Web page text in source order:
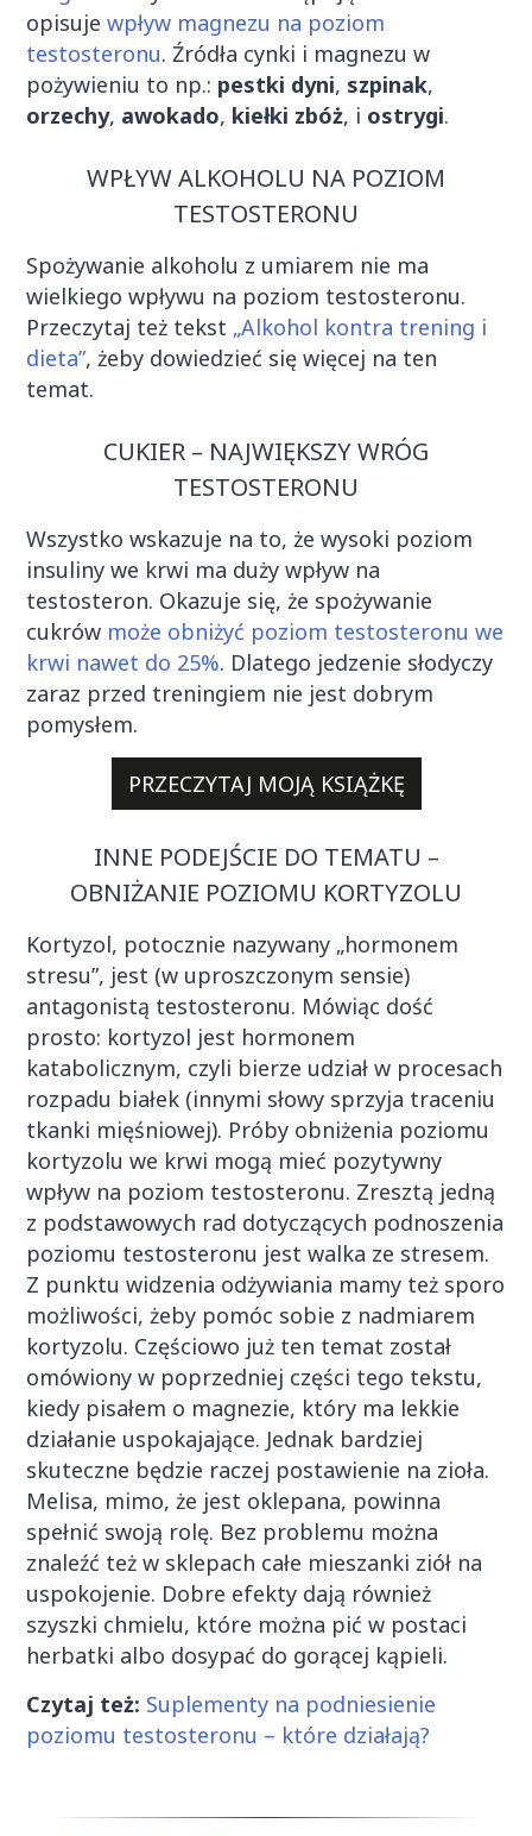
opisujewpływ magnezu na poziom
testosteronu. Źródła cynki i magnezu w
pożywieniu to np.: pestki dyni, szpinak,
orzechy, awokado, kiełki zbóż, i ostrygi.
WPŁYW ALKOHOLU NA POZIOM
TESTOSTERONU
Spożywanie alkoholu z umiarem nie ma
wielkiego wpływu na poziom testosteronu.
Przeczytaj też tekst „Alkohol kontra trening i
dieta”, żeby dowiedzieć się więcej na ten
temat.
CUKIER – NAJWIĘKSZY WRÓG
TESTOSTERONU
Wszystko wskazuje na to, że wysoki poziom
insuliny we krwi ma duży wpływ na
testosteron. Okazuje się, że spożywanie
cukrów może obniżyć poziom testosteronu we
krwi nawet do 25%. Dlatego jedzenie słodyczy
zaraz przed treningiem nie jest dobrym
pomysłem.
PRZECZYTAJ MOJĄ KSIĄŻKĘ
INNE PODEJŚCIE DO TEMATU –
OBNIŻANIE POZIOMU KORTYZOLU
Kortyzol, potocznie nazywany „hormonem
stresu”, jest (w uproszczonym sensie)
antagonistą testosteronu. Mówiąc dość
prosto: kortyzol jest hormonem
katabolicznym, czyli bierze udział w procesach
rozpadu białek (innymi słowy sprzyja traceniu
tkanki mięśniowej). Próby obniżenia poziomu
kortyzolu we krwi mogą mieć pozytywny
wpływ na poziom testosteronu. Zresztą jedną
z podstawowych rad dotyczących podnoszenia
poziomu testosteronu jest walka ze stresem.
Z punktu widzenia odżywiania mamy też sporo
możliwości, żeby pomóc sobie z nadmiarem
kortyzolu. Częściowo już ten temat został
omówiony w poprzedniej części tego tekstu,
kiedy pisałem o magnezie, który ma lekkie
działanie uspokajające. Jednak bardziej
skuteczne będzie raczej postawienie na zioła.
Melisa, mimo, że jest oklepana, powinna
spełnić swoją rolę. Bez problemu można
znaleźć też w sklepach całe mieszanki ziół na
uspokojenie. Dobre efekty dają również
szyszki chmielu, które można pić w postaci
herbatki albo dosypać do gorącej kąpieli.
Czytaj też: Suplementy na podniesienie
poziomu testosteronu – które działają?